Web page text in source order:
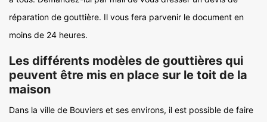
réparation de gouttière. Il vous fera parvenir le document en
moins de 24 heures.
Les différents modèles de gouttières qui
peuvent être mis en place sur le toit de la
maison
Dans la ville de Bouviers et ses environs, il est possible de faire